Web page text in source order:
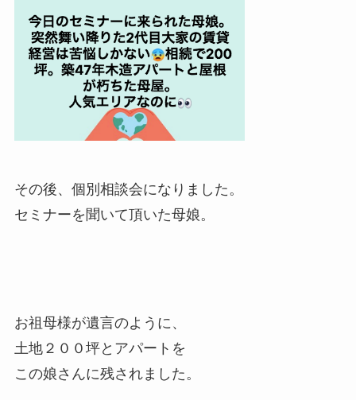
その後、個別相談会になりました。
セミナーを聞いて頂いた母娘。
お祖母様が遺言のように、
土地２００坪とアパートを
この娘さんに残されました。